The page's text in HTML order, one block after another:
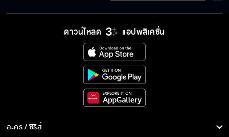
ดาวน์โหลด แอปพลิเคชั่น
ละคร / ซีรีส์